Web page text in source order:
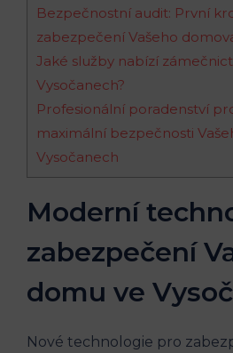
Bezpečnostní audit: První
zabezpečení Vašeho
Jaké služby nabízí
Vysočanech?
Profesionální poradenství
maximální bezpečnosti
Vysočanech
Moderní
zabezpečení
domu ve
Nové technologie pro